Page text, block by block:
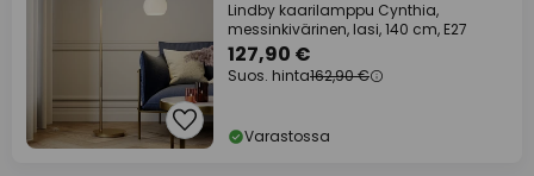
Lindby kaarilamppu Cynthia,
messinkivärinen, lasi, 140 cm, E27
127,90 €
Suos. hinta162,90 €
Varastossa